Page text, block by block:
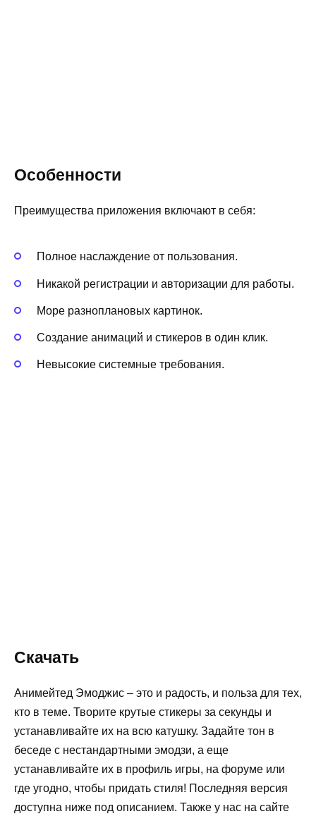
Особенности
Преимущества приложения включают в себя:
Полное наслаждение от пользования.
Никакой регистрации и авторизации для работы.
Море разноплановых картинок.
Создание анимаций и стикеров в один клик.
Невысокие системные требования.
Скачать
Анимейтед Эмоджис – это и радость, и польза для тех,
кто в теме. Творите крутые стикеры за секунды и
устанавливайте их на всю катушку. Задайте тон в
беседе с нестандартными эмодзи, а еще
устанавливайте их в профиль игры, на форуме или
где угодно, чтобы придать стиля! Последняя версия
доступна ниже под описанием. Также у нас на сайте